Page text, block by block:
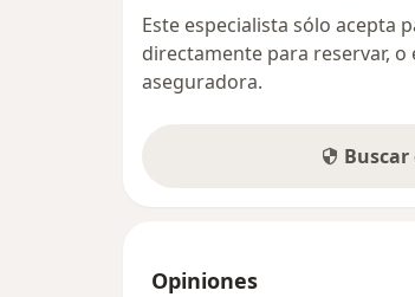
Este especialista sólo acepta
directamente para reservar,
aseguradora.
Opiniones